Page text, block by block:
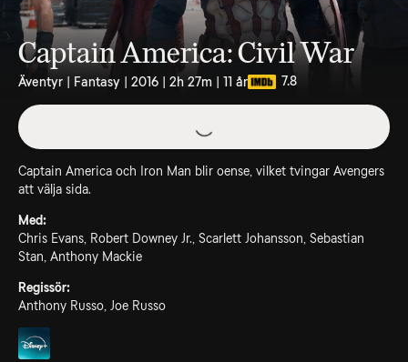
Captain America: Civil War
Äventyr | Fantasy | 2016 | 2h 27m | 11 år 7.8
Captain America och Iron Man blir oense, vilket tvingar Avengers
att välja sida.
Med:
Chris Evans, Robert Downey Jr., Scarlett Johansson, Sebastian
Stan, Anthony Mackie
Regissör:
Anthony Russo, Joe Russo